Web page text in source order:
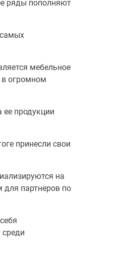
ряды пополняют
самых
мебельное
в огромном
продукции
принесли свои
на
для партнеров по